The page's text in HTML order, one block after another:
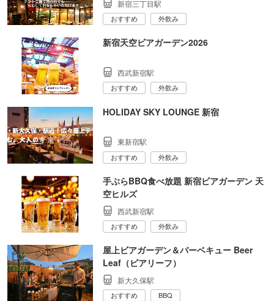
新宿三丁目駅
おすすめ 外飲み
新宿天空ビアガーデン2026
西武新宿駅
おすすめ 外飲み
HOLIDAY SKY LOUNGE 新宿
東新宿駅
おすすめ 外飲み
手ぶらBBQ食べ放題 新宿ビアガーデン 天
空ヒルズ
西武新宿駅
おすすめ 外飲み
屋上ビアガーデン＆バーベキュー Beer
Leaf（ビアリーフ）
新大久保駅
おすすめ BBQ